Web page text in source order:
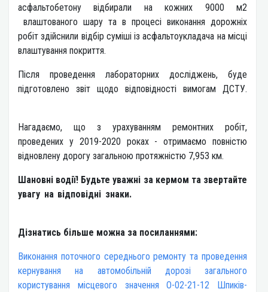
асфальтобетону відбирали на кожних 9000 м2
влаштованого шару та в процесі виконання дорожніх
робіт здійснили відбір суміші із асфальтоукладача на місці
влаштування покриття.
Після проведення лабораторних досліджень, буде
підготовлено звіт щодо відповідності вимогам ДСТУ.
Нагадаємо, що з урахуванням ремонтних робіт,
проведених у 2019-2020 роках - отримаємо повністю
відновлену дорогу загальною протяжністю 7,953 км.
Шановні водії! Будьте уважні за кермом та звертайте
увагу на відповідні знаки.
Дізнатись більше можна за посиланнями:
Виконання поточного середнього ремонту та проведення
кернування на автомобільній дорозі загального
користування місцевого значення О-02-21-12 Шпиків-